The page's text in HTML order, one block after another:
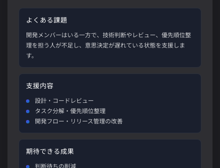
よくある課題
開発メンバーはいる一方で、技術判断やレビュー、優先順位整
理を担う人が不足し、意思決定が遅れている状態を支援しま
す。
支援内容
設計・コードレビュー
タスク分解・優先順位整理
開発フロー・リリース管理の改善
期待できる成果
判断待ちの削減